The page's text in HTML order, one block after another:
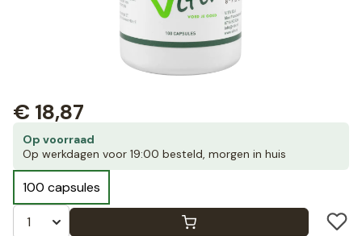
Op voorraad
Op werkdagen voor 19:00 besteld, morgen in huis
100 capsules
€ 18,87